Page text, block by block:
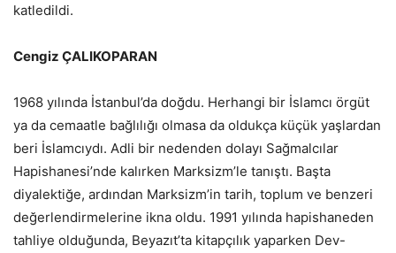
katledildi.
Cengiz ÇALIKOPARAN
1968 yılında İstanbul’da doğdu. Herhangi bir İslamcı örgüt
ya da cemaatle bağlılığı olmasa da oldukça küçük yaşlardan
beri İslamcıydı. Adli bir nedenden dolayı Sağmalcılar
Hapishanesi’nde kalırken Marksizm’le tanıştı. Başta
diyalektiğe, ardından Marksizm’in tarih, toplum ve benzeri
değerlendirmelerine ikna oldu. 1991 yılında hapishaneden
tahliye olduğunda, Beyazıt’ta kitapçılık yaparken Dev-